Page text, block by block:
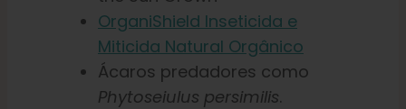
OrganiShield Inseticida e
Miticida Natural Orgânico
Ácaros predadores como
Phytoseiulus persimilis.